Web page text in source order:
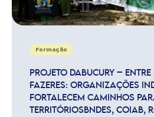
Formação
PROJETO DABUCURY – ENTRE
FAZERES: ORGANIZAÇÕES
FORTALECEM CAMINHOS
TERRITÓRIOSBNDES, COIAB,